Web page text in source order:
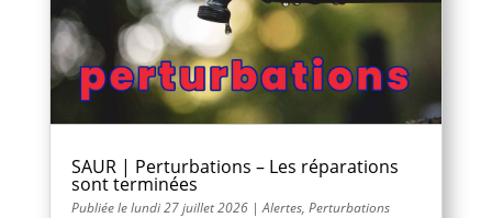
SAUR | Perturbations – Les réparations
sont terminées
lundi 27 juillet 2026|Alertes, Perturbations